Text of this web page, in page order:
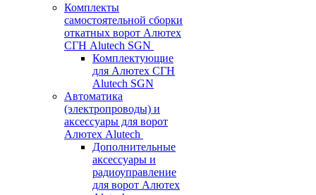
Комплекты
самостоятельной сборки
откатных ворот Алютех
СГН Alutech SGN
Комплектующие
для Алютех СГН
Alutech SGN
Автоматика
(электропроводы) и
аксессуары для ворот
Алютех Alutech
Дополнительные
аксессуары и
радиоуправление
для ворот Алютех